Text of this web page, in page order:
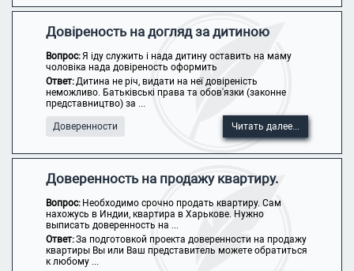
Довіреность на догляд за дитиною
Вопрос:Я іду служить і нада дитину оставить на маму
чоловіка нада довіреность оформить
Ответ:Дитина не річ, видати на неї довіреність
неможливо. Батьківські права та обов'язки (законне
представництво) за ...
Доверенности Читать далее...
Доверенность на продажу квартиру.
Вопрос: Необходимо срочно продать квартиру. Сам
нахожусь в Индии, квартира в Харькове. Нужно
выписать доверенность на ...
Ответ:За подготовкой проекта доверенности на продажу
квартиры Вы или Ваш представитель можете обратиться
к любому ...